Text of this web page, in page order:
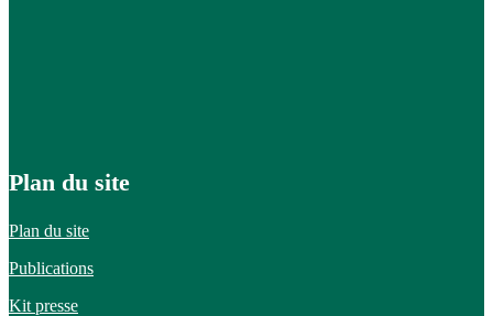
Plan du site
Plan du site
Publications
Kit presse